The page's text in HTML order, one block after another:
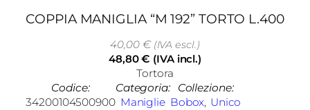
COPPIA MANIGLIA “M 192” TORTO L.400
40,00 €(IVA escl.)
48,80€ (IVA incl.)
Tortora
Codice:
34200104500900
Categoria:
Maniglie
Collezione:
Bobox, Unico